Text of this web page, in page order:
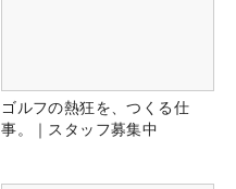
ゴルフの熱狂を、つくる仕
事。｜スタッフ募集中